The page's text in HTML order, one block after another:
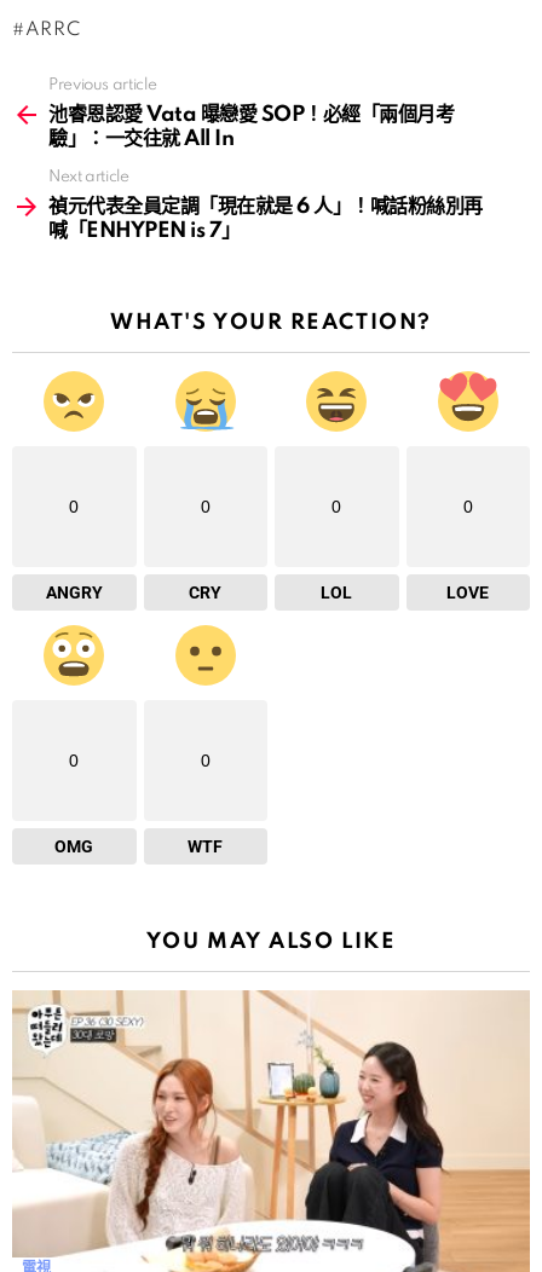
ARRC
more
Previous article
池睿恩認愛 Vata 曝戀愛 SOP！必經「兩個月考
驗」：一交往就 All In
Next article
禎元代表全員定調「現在就是 6 人」！喊話粉絲別再
喊「ENHYPEN is 7」
WHAT'S YOUR REACTION?
0
ANGRY
0
CRY
0
LOL
0
LOVE
0
OMG
0
WTF
YOU MAY ALSO LIKE